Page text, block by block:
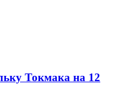
Токмака на 12